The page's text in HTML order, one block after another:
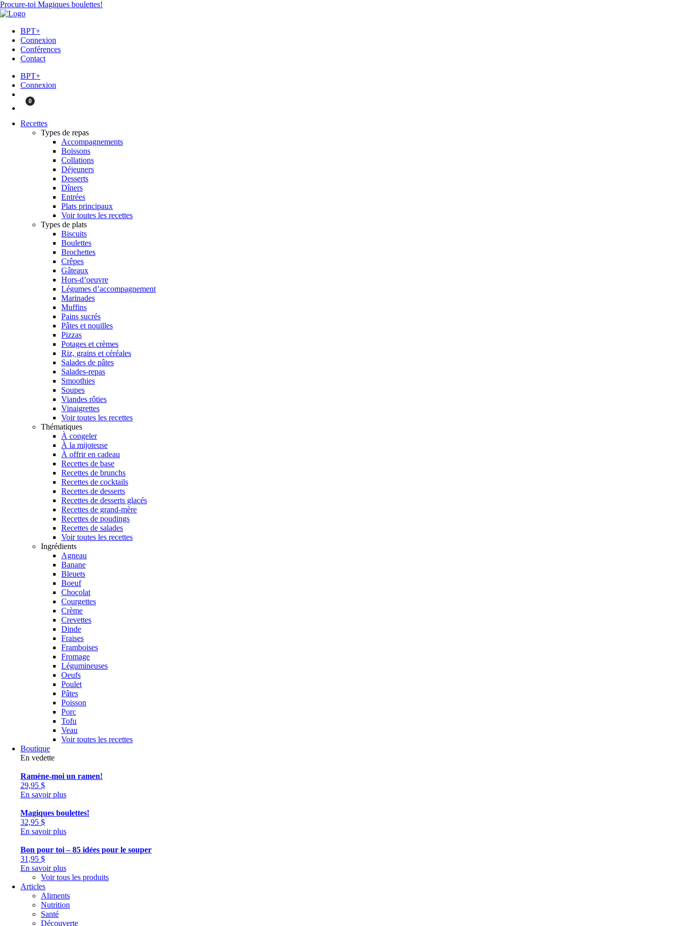
Procure-toi Magiques boulettes!
BPT+
Connexion
Conférences
Contact
BPT+
Connexion
0
Recettes
Types de repas
Accompagnements
Boissons
Collations
Déjeuners
Desserts
Dîners
Entrées
Plats principaux
Voir toutes les recettes
Types de plats
Biscuits
Boulettes
Brochettes
Crêpes
Gâteaux
Hors-d’oeuvre
Légumes d’accompagnement
Marinades
Muffins
Pains sucrés
Pâtes et nouilles
Pizzas
Potages et crèmes
Riz, grains et céréales
Salades de pâtes
Salades-repas
Smoothies
Soupes
Viandes rôties
Vinaigrettes
Voir toutes les recettes
Thématiques
À congeler
À la mijoteuse
À offrir en cadeau
Recettes de base
Recettes de brunchs
Recettes de cocktails
Recettes de desserts
Recettes de desserts glacés
Recettes de grand-mère
Recettes de poudings
Recettes de salades
Voir toutes les recettes
Ingrédients
Agneau
Banane
Bleuets
Boeuf
Chocolat
Courgettes
Crème
Crevettes
Dinde
Fraises
Framboises
Fromage
Légumineuses
Oeufs
Poulet
Pâtes
Poisson
Porc
Tofu
Veau
Voir toutes les recettes
Boutique
En vedette
Ramène-moi un ramen!
29,95 $
En savoir plus
Magiques boulettes!
32,95 $
En savoir plus
Bon pour toi – 85 idées pour le souper
31,95 $
En savoir plus
Voir tous les produits
Articles
Aliments
Nutrition
Santé
Découverte